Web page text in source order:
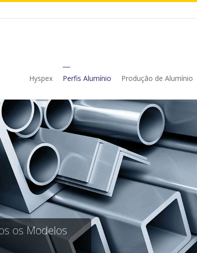
Hyspex Perfis Alumínio Produção de Alumínio
os Modelos